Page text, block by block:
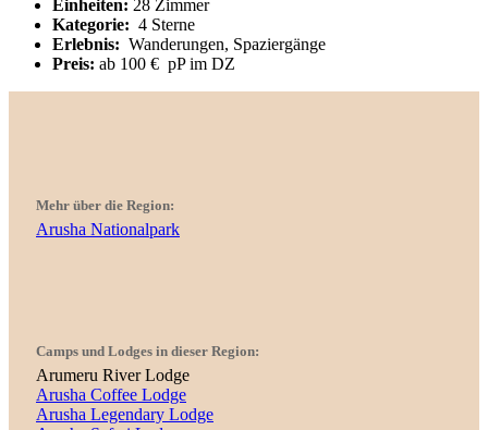
Einheiten: 28 Zimmer
Kategorie: 4 Sterne
Erlebnis: Wanderungen, Spaziergänge
Preis: ab 100 € pP im DZ
Mehr über die Region:
Arusha Nationalpark
Camps und Lodges in dieser Region:
Arumeru River Lodge
Arusha Coffee Lodge
Arusha Legendary Lodge